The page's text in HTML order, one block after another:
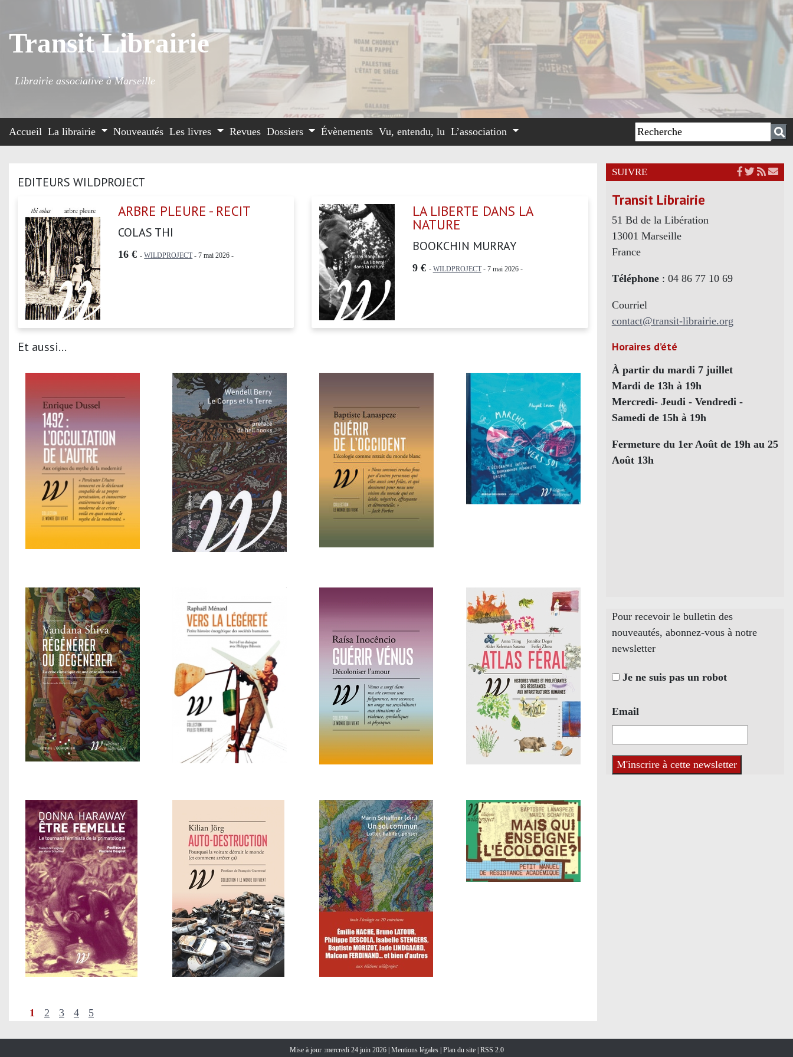
Transit Librairie
Librairie associative à Marseille
Accueil La librairie Nouveautés Les livres Revues Dossiers Évènements Vu, entendu, lu L’association
EDITEURS WILDPROJECT
ARBRE PLEURE - RECIT
COLAS THI
16 € -WILDPROJECT- 7 mai 2026 -
LA LIBERTE DANS LA
NATURE
BOOKCHIN MURRAY
9 € - WILDPROJECT- 7 mai 2026 -
Et aussi...
1 2 3 4 5
SUIVRE
Transit Librairie
51 Bd de la Libération
13001 Marseille
France
Téléphone: 04 86 77 10 69
Courriel
contact@transit-librairie.org
Horaires d’été
À partir du mardi 7 juillet
Mardi de 13h à 19h
Mercredi- Jeudi - Vendredi -
Samedi de 15h à 19h
Fermeture du 1er Août de 19h au 25
Août 13h
Pour recevoir le bulletin des
nouveautés, abonnez-vous à notre
newsletter
Je ne suis pas un robot
Email
Mise à jour :mercredi 24 juin 2026 | Mentions légales Plan du site RSS 2.0